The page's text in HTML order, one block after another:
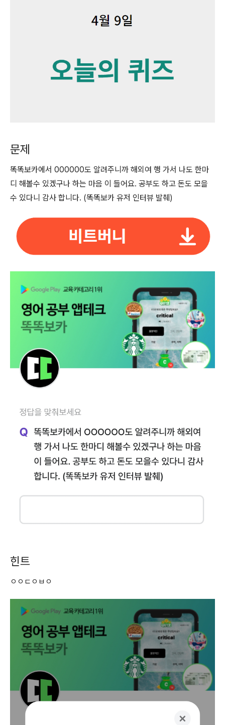
문제
똑똑보카에서 000000도 알려주니까 해외여 행 가서 나도 한마
디 해볼수 있겠구나 하는 마음 이 들어요. 공부도 하고 돈도 모을
수 있다니 감사 합니다. (똑똑보카 유저 인터뷰 발췌)
힌트
ㅇㅇㄷㅇㅂㅇ